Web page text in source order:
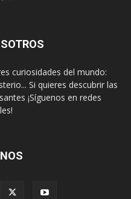
curiosidades del mundo:
Si quieres descubrir las
¡Síguenos en redes